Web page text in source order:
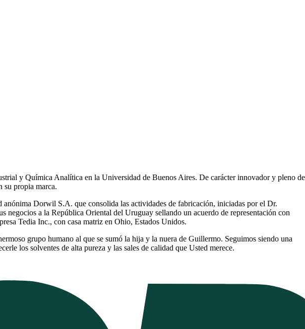
y Química Analítica en la Universidad de Buenos Aires. De carácter innovador y pleno de
su propia marca.
anónima Dorwil S.A. que consolida las actividades de fabricación, iniciadas por el Dr.
a la República Oriental del Uruguay sellando un acuerdo de representación con
Tedia Inc., con casa matriz en Ohio, Estados Unidos.
grupo humano al que se sumó la hija y la nuera de Guillermo. Seguimos siendo una
los solventes de alta pureza y las sales de calidad que Usted merece.